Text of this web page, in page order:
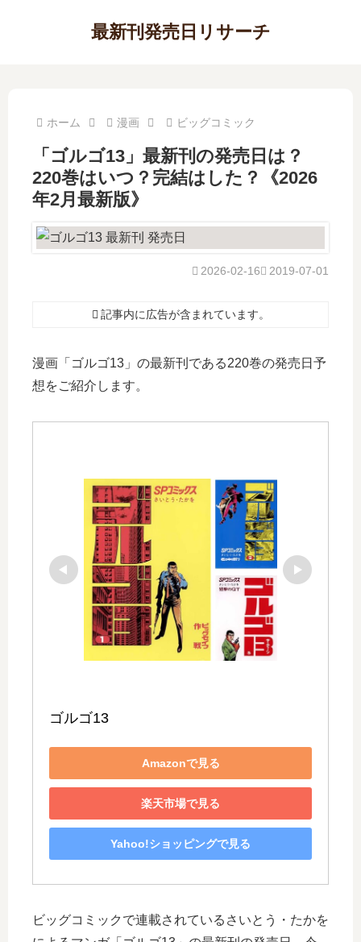
最新刊発売日リサーチ
ホーム 漫画 ビッグコミック
「ゴルゴ13」最新刊の発売日は？
220巻はいつ？完結はした？《2026
年2月最新版》
2019-07-01
2026-02-16
記事内に広告が含まれています。
漫画「ゴルゴ13」の最新刊である220巻の発売日予
想をご紹介します。
ゴルゴ13
Amazonで見る
楽天市場で見る
Yahoo!ショッピングで見る
ビッグコミックで連載されているさいとう・たかを